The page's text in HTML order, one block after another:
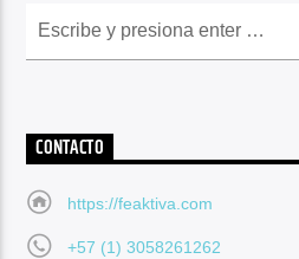
CONTACTO
https://feaktiva.com
+57 (1) 3058261262